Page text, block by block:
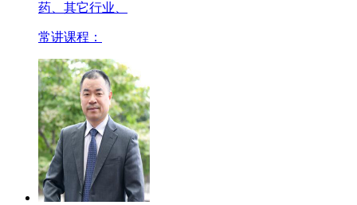
药、其它行业、
常讲课程：